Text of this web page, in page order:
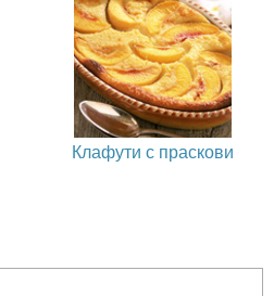
Клафути с праскови